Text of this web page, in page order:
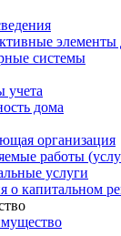
элементы
системы
учета
дома
организация
работы
услуги
о капитальном